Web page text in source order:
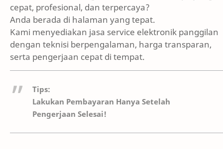
cepat, profesional, dan terpercaya?
Anda berada di halaman yang tepat.
Kami menyediakan jasa service elektronik panggilan
dengan teknisi berpengalaman, harga transparan,
serta pengerjaan cepat di tempat.
Tips:
Lakukan Pembayaran Hanya Setelah
Pengerjaan Selesai!